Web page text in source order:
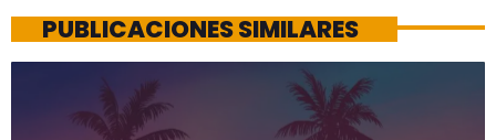
PUBLICACIONES SIMILARES